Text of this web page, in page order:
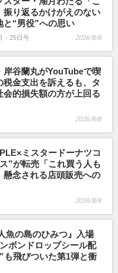
振り返るかけがえのない
と“男役”への思い
・25日号 2026/8/8
岸谷蘭丸がYouTubeで喫
金支出を訴えるも、タ
会的損失額の方が上回る
2026/8/8
ミスタードーナツコ
”が転売「これ買う人も
懸念される店頭販売への
2026/8/8
魚の島のひみつ』入場
ボンドロップシール配
も飛びついた第1弾と衝